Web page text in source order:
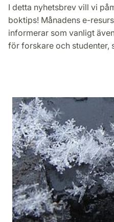
I detta nyhetsbrev vill vi
boktips! Månadens e-
informerar som vanligt
för forskare och studenter,